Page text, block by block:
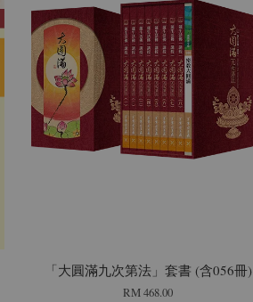
「大圓滿九次第法」套書 (含056冊)
RM 468.00